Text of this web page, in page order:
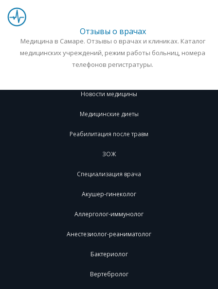
Отзывы о врачах
Медицина в Самаре. Отзывы о врачах и клиниках. Каталог
медицинских учреждений, режим работы больниц, номера
телефонов регистратуры.
Новости медицины
Медицинские диеты
Реабилитация после травм
ЗОЖ
Специализация врача
Акушер-гинеколог
Аллерголог-иммунолог
Анестезиолог-реаниматолог
Бактериолог
Вертебролог